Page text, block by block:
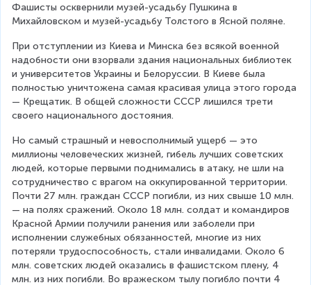
Фашисты осквернили музей-усадьбу Пушкина в
Михайловском и музей-усадьбу Толстого в Ясной поляне.
При отступлении из Киева и Минска без всякой военной
надобности они взорвали здания национальных библиотек
и университетов Украины и Белоруссии. В Киеве была
полностью уничтожена самая красивая улица этого города
— Крещатик. В общей сложности СССР лишился трети
своего национального достояния.
Но самый страшный и невосполнимый ущерб — это
миллионы человеческих жизней, гибель лучших советских
людей, которые первыми поднимались в атаку, не шли на
сотрудничество с врагом на оккупированной территории.
Почти 27 млн. граждан СССР погибли, из них свыше 10 млн.
— на полях сражений. Около 18 млн. солдат и командиров
Красной Армии получили ранения или заболели при
исполнении служебных обязанностей, многие из них
потеряли трудоспособность, стали инвалидами. Около 6
млн. советских людей оказались в фашистском плену, 4
млн. из них погибли. Во вражеском тылу погибло почти 4